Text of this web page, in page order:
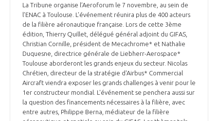
NOS MISSIONS
NOTRE HISTOIRE
LE CONSEIL DU GIFAS
L’ÉQUIPE DU GIFAS
NOS RÉSEAUX À L'INTERNATIONAL
FONCTIONNEMENT
GEADS
COMITÉ AERO PME
STARTAIR
ACCOMPAGNEMENT DE NOS ADHÉRENTS
LES PROGRAMMES DU GIFAS
UN ÉCOSYSTÈME INTÉGRÉ ET COHÉRENT
LA MÉDIATION
LA MÉDIATION DANS LA FILIÈRE AÉRONAUTIQUE ET SPATIALE
LE SALON DU BOURGET
La Tribune organise l’Aeroforum le 7 novembre, au sein de
l’ENAC à Toulouse. L’événement réunira plus de 400 acteurs
de la filière aéronautique française. Lors de cette 3ème
édition, Thierry Quillet, délégué général adjoint du GIFAS,
Christian Cornille, président de Mecachrome* et Nathalie
Duquesne, directrice générale de Liebherr-Aerospace*
Toulouse aborderont les grands enjeux du secteur. Nicolas
Chrétien, directeur de la stratégie d'Airbus* Commercial
Aircraft viendra exposer les grands challenges à venir pour le
1er constructeur mondial. L'événement se penchera aussi sur
la question des financements nécessaires à la filière, avec
entre autres, Philippe Berna, médiateur de la filière
Découvrez les avantages d'adhérer au GIFAS.
Rencontres, salons, données sectorielles,